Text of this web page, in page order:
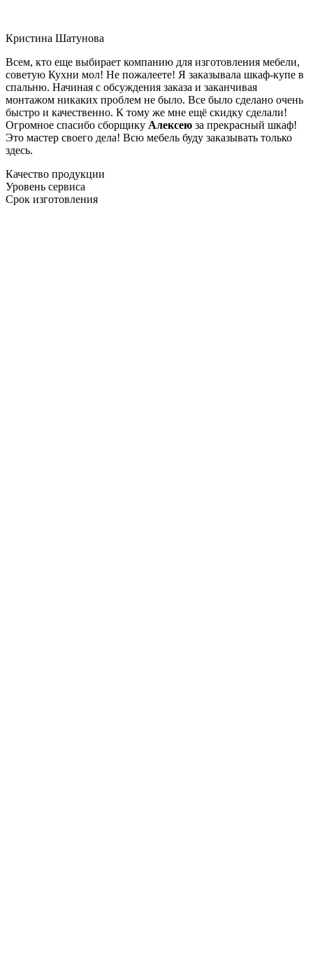
Кристина Шатунова
Всем, кто еще выбирает компанию для изготовления мебели,
советую Кухни мол! Не пожалеете! Я заказывала шкаф-купе в
спальню. Начиная с обсуждения заказа и заканчивая
монтажом никаких проблем не было. Все было сделано очень
быстро и качественно. К тому же мне ещё скидку сделали!
Огромное спасибо сборщику Алексею за прекрасный шкаф!
Это мастер своего дела! Всю мебель буду заказывать только
здесь.
Качество продукции
Уровень сервиса
Срок изготовления